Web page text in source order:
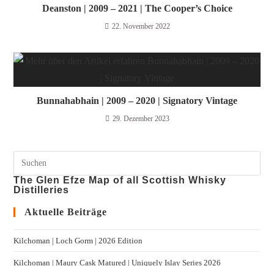
Deanston | 2009 – 2021 | The Cooper’s Choice
22. November 2022
Bunnahabhain | 2009 – 2020 | Signatory Vintage
29. Dezember 2023
The Glen Efze Map of all Scottish Whisky
Distilleries
Aktuelle Beiträge
Kilchoman | Loch Gorm​ | 2026 Edition
Kilchoman | Maury Cask Matured | Uniquely Islay Series 2026